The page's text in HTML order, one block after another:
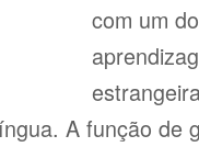
com um
A função de